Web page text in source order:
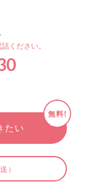
ください。
たい
無料!
）